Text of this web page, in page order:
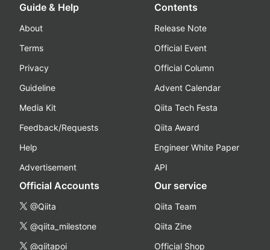
Guide & Help
About
Terms
Privacy
Guideline
Media Kit
Feedback/Requests
Help
Advertisement
Contents
Release Note
Official Event
Official Column
Advent Calendar
Qiita Tech Festa
Qiita Award
Engineer White Paper
API
Official Accounts
@Qiita
@qiita_milestone
@qiitapoi
Our service
Qiita Team
Qiita Zine
Official Shop